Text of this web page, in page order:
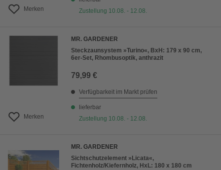
Merken
Zustellung 10.08. - 12.08.
Merken
MR. GARDENER
Steckzaunsystem »Turino«, BxH: 179 x 90 cm,
6er-Set, Rhombusoptik, anthrazit
79,99 €
Verfügbarkeit im Markt prüfen
lieferbar
Zustellung 10.08. - 12.08.
MR. GARDENER
Sichtschutzelement »Licata«,
Fichtenholz/Kiefernholz, HxL: 180 x 180 cm